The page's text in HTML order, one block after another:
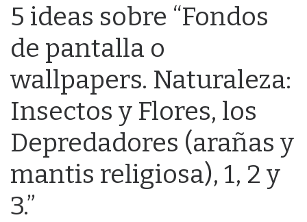
5 ideas sobre “Fondos
de pantalla o
wallpapers. Naturaleza:
Insectos y Flores, los
Depredadores (arañas y
mantis religiosa), 1, 2 y
3.”